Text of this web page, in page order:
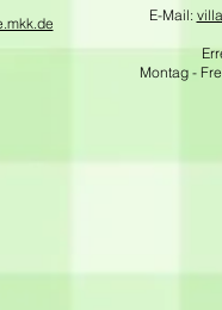
E-Mail:
Montag -